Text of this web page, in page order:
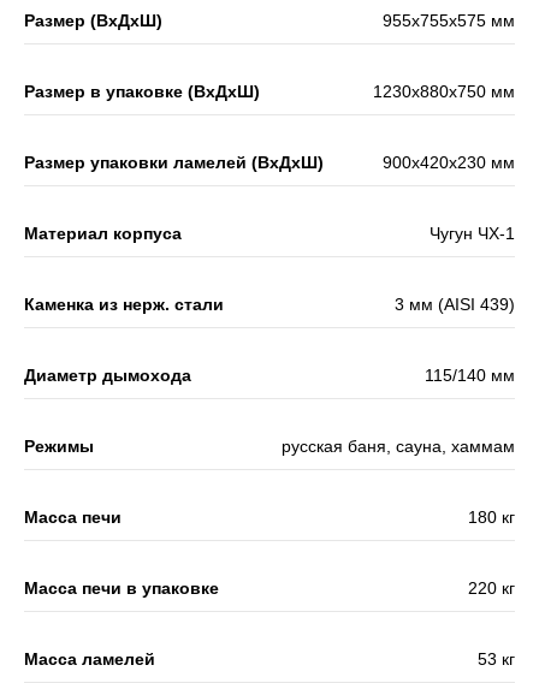
Размер (ВхДхШ) 955х755х575 мм
Размер в упаковке (ВхДхШ) 1230х880х750 мм
Размер упаковки ламелей (ВхДхШ) 900х420х230 мм
Материал корпуса Чугун ЧХ-1
Каменка из нерж. стали 3 мм (AISI 439)
Диаметр дымохода 115/140 мм
Режимы русская баня, сауна, хаммам
Масса печи 180 кг
Масса печи в упаковке 220 кг
Масса ламелей 53 кг